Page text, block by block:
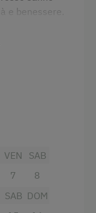
e benessere.
VEN
7
SAB
8
SAB DOM